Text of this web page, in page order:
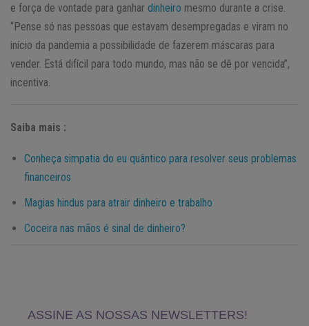
e força de vontade para ganhar dinheiro mesmo durante a crise.
“Pense só nas pessoas que estavam desempregadas e viram no
início da pandemia a possibilidade de fazerem máscaras para
vender. Está difícil para todo mundo, mas não se dê por vencida”,
incentiva.
Saiba mais :
Conheça simpatia do eu quântico para resolver seus problemas
financeiros
Magias hindus para atrair dinheiro e trabalho
Coceira nas mãos é sinal de dinheiro?